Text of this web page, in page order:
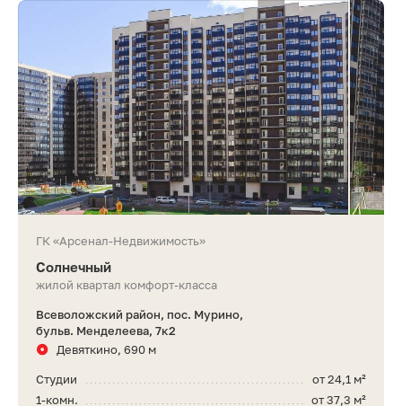
ГК «Арсенал-Недвижимость»
Солнечный
жилой квартал комфорт-класса
Всеволожский район, пос. Мурино,
бульв. Менделеева, 7к2
Девяткино, 690 м
от 24,1 м²
Студии
от 37,3 м²
1-комн.